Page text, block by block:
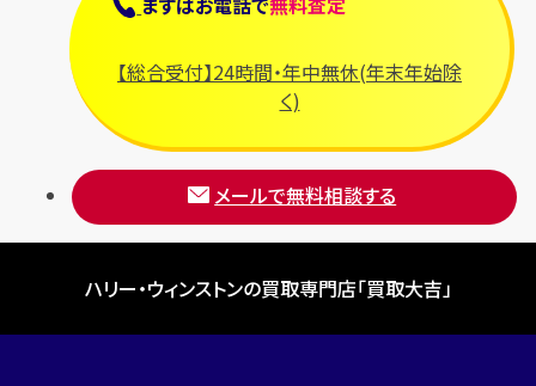
【総合受付】24時間・年中無休(年末年始除
く)
メールで無料相談する
ハリー・ウィンストンの買取専門店「買取大吉」